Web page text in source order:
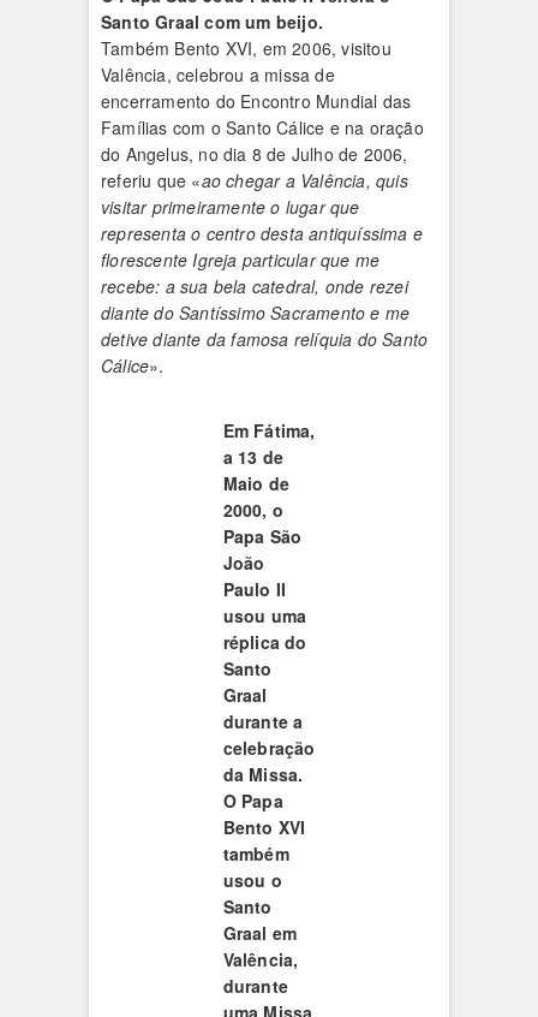
Santo Graal com um beijo.
Também Bento XVI, em 2006, visitou
Valência, celebrou a missa de
encerramento do Encontro Mundial das
Famílias com o Santo Cálice e na oração
do Angelus, no dia 8 de Julho de 2006,
referiu que «ao chegar a Valência, quis
visitar primeiramente o lugar que
representa o centro desta antiquíssima e
florescente Igreja particular que me
recebe: a sua bela catedral, onde rezei
diante do Santíssimo Sacramento e me
detive diante da famosa relíquia do Santo
Cálice».
Em Fátima,
a 13 de
Maio de
2000, o
Papa São
João
Paulo II
usou uma
réplica do
Santo
Graal
durante a
celebração
da Missa.
O Papa
Bento XVI
também
usou o
Santo
Graal em
Valência,
durante
uma Missa